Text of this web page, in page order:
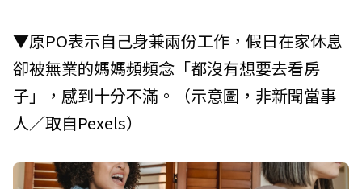
▼原PO表示自己身兼兩份工作，假日在家休息
卻被無業的媽媽頻頻念「都沒有想要去看房
子」，感到十分不滿。（示意圖，非新聞當事
人／取自Pexels）